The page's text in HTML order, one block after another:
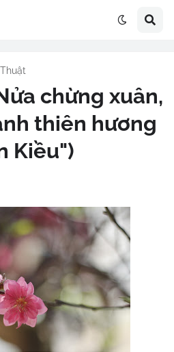
chừng xuân,
thiên hương
Kiều")